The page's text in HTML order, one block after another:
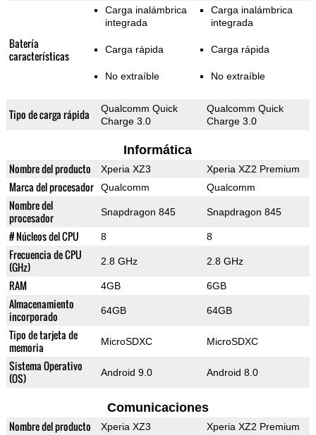
Batería
características
Carga inalámbrica
integrada
Carga rápida
No extraíble
Carga inalámbrica
integrada
Carga rápida
No extraíble
Tipo de carga rápida
Qualcomm Quick
Charge 3.0
Qualcomm Quick
Charge 3.0
Informática
Nombre del producto Xperia XZ3 Xperia XZ2 Premium
Marca del procesador Qualcomm Qualcomm
Nombre del
procesador
Snapdragon 845 Snapdragon 845
# Núcleos del CPU 8 8
Frecuencia de CPU
(GHz)
2.8 GHz 2.8 GHz
RAM 4GB 6GB
Almacenamiento
incorporado
64GB 64GB
Tipo de tarjeta de
memoria
MicroSDXC MicroSDXC
Sistema Operativo
(OS)
Android 9.0 Android 8.0
Comunicaciones
Nombre del producto Xperia XZ3 Xperia XZ2 Premium